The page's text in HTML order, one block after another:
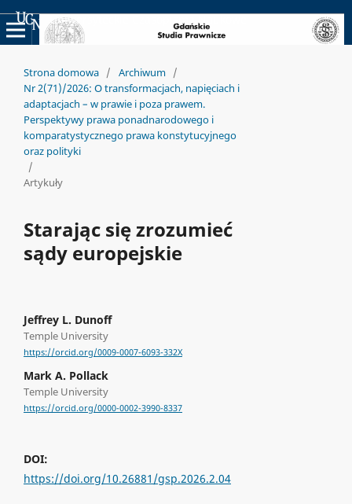
Uniwersyteckie Czasopisma Naukowe
Strona domowa / Archiwum /
Nr 2(71)/2026: O transformacjach, napięciach i
adaptacjach – w prawie i poza prawem.
Perspektywy prawa ponadnarodowego i
komparatystycznego prawa konstytucyjnego
oraz polityki
/
Artykuły
Starając się zrozumieć
sądy europejskie
Jeffrey L. Dunoff
Temple University
https://orcid.org/0009-0007-6093-332X
Mark A. Pollack
Temple University
https://orcid.org/0000-0002-3990-8337
DOI:
https://doi.org/10.26881/gsp.2026.2.04